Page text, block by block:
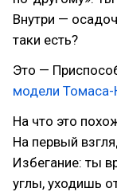
Внутри —
таки есть?
Это —
модели
На что это
На первый
Избегание: ты
углы, уходишь